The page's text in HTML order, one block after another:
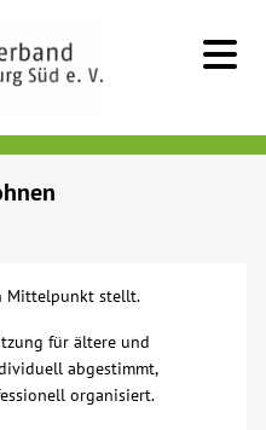
Mittelpunkt stellt.
für ältere und
abgestimmt,
organisiert.